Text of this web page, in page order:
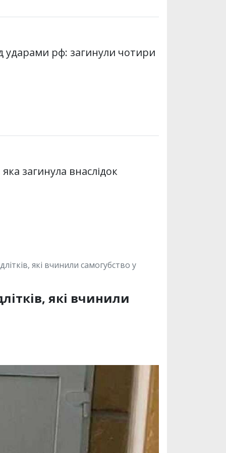
ударами рф: загинули чотири
загинула внаслідок
які вчинили самогубство у
які вчинили